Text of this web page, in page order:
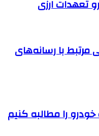
با رسانه‌های
را مطالبه کنیم